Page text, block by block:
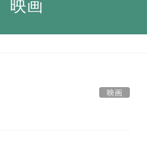
映画
映画